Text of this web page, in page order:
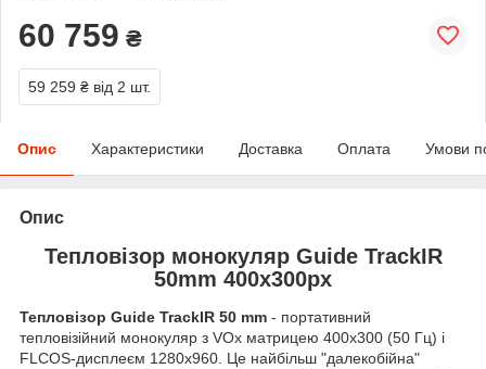
60 759 ₴
59 259 ₴ від 2 шт.
Опис Характеристики Доставка Оплата Умови
Опис
Тепловізор монокуляр Guide TrackIR
50mm 400x300px
Тепловізор Guide TrackIR 50 mm - портативний
тепловізійний монокуляр з VOx матрицею 400х300 (50 Гц) і
FLCOS-дисплеєм 1280x960. Це найбільш "далекобійна"